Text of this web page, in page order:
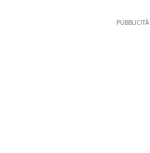
PUBBLICITÀ